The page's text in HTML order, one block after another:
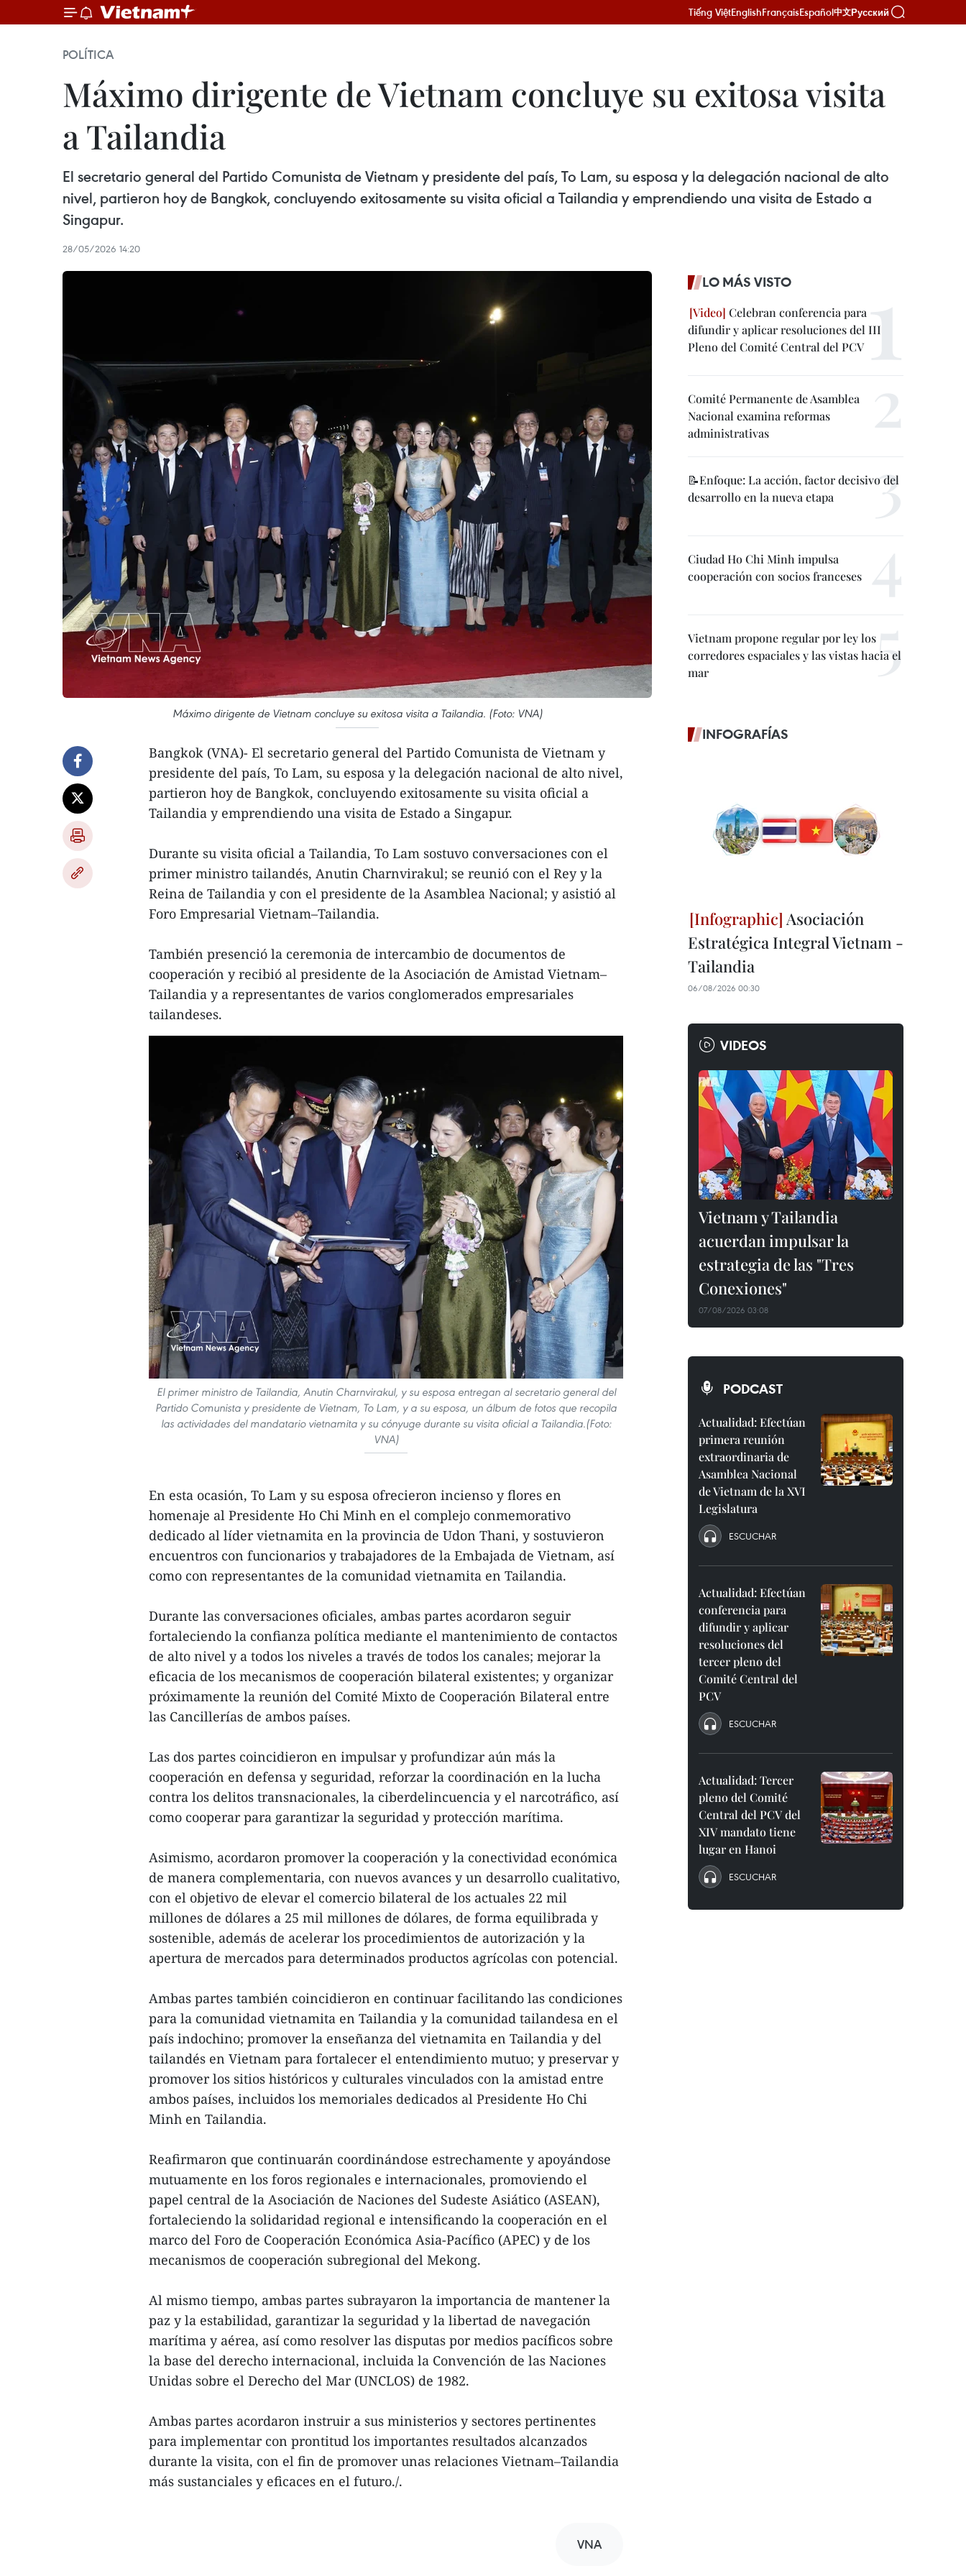
Tiếng ViệtEnglishFrançaisEspañol中文Русский
POLÍTICA
Máximo dirigente de Vietnam concluye su exitosa visita
a Tailandia
El secretario general del Partido Comunista de Vietnam y presidente del país, To Lam, su esposa y la delegación nacional de alto
nivel, partieron hoy de Bangkok, concluyendo exitosamente su visita oficial a Tailandia y emprendiendo una visita de Estado a
Singapur.
28/05/2026 14:20
Máximo dirigente de Vietnam concluye su exitosa visita a Tailandia. (Foto: VNA)
Bangkok (VNA)- El secretario general del Partido Comunista de Vietnam y
presidente del país, To Lam, su esposa y la delegación nacional de alto nivel,
partieron hoy de Bangkok, concluyendo exitosamente su visita oficial a
Tailandia y emprendiendo una visita de Estado a Singapur.
Durante su visita oficial a Tailandia, To Lam sostuvo conversaciones con el
primer ministro tailandés, Anutin Charnvirakul; se reunió con el Rey y la
Reina de Tailandia y con el presidente de la Asamblea Nacional; y asistió al
Foro Empresarial Vietnam–Tailandia.
También presenció la ceremonia de intercambio de documentos de
cooperación y recibió al presidente de la Asociación de Amistad Vietnam–
Tailandia y a representantes de varios conglomerados empresariales
tailandeses.
El primer ministro de Tailandia, Anutin Charnvirakul, y su esposa entregan al secretario general del
Partido Comunista y presidente de Vietnam, To Lam, y a su esposa, un álbum de fotos que recopila
las actividades del mandatario vietnamita y su cónyuge durante su visita oficial a Tailandia.(Foto:
VNA)
En esta ocasión, To Lam y su esposa ofrecieron incienso y flores en
homenaje al Presidente Ho Chi Minh en el complejo conmemorativo
dedicado al líder vietnamita en la provincia de Udon Thani, y sostuvieron
encuentros con funcionarios y trabajadores de la Embajada de Vietnam, así
como con representantes de la comunidad vietnamita en Tailandia.
Durante las conversaciones oficiales, ambas partes acordaron seguir
fortaleciendo la confianza política mediante el mantenimiento de contactos
de alto nivel y a todos los niveles a través de todos los canales; mejorar la
eficacia de los mecanismos de cooperación bilateral existentes; y organizar
próximamente la reunión del Comité Mixto de Cooperación Bilateral entre
las Cancillerías de ambos países.
Las dos partes coincidieron en impulsar y profundizar aún más la
cooperación en defensa y seguridad, reforzar la coordinación en la lucha
contra los delitos transnacionales, la ciberdelincuencia y el narcotráfico, así
como cooperar para garantizar la seguridad y protección marítima.
Asimismo, acordaron promover la cooperación y la conectividad económica
de manera complementaria, con nuevos avances y un desarrollo cualitativo,
con el objetivo de elevar el comercio bilateral de los actuales 22 mil
millones de dólares a 25 mil millones de dólares, de forma equilibrada y
sostenible, además de acelerar los procedimientos de autorización y la
apertura de mercados para determinados productos agrícolas con potencial.
Ambas partes también coincidieron en continuar facilitando las condiciones
para la comunidad vietnamita en Tailandia y la comunidad tailandesa en el
país indochino; promover la enseñanza del vietnamita en Tailandia y del
tailandés en Vietnam para fortalecer el entendimiento mutuo; y preservar y
promover los sitios históricos y culturales vinculados con la amistad entre
ambos países, incluidos los memoriales dedicados al Presidente Ho Chi
Minh en Tailandia.
Reafirmaron que continuarán coordinándose estrechamente y apoyándose
mutuamente en los foros regionales e internacionales, promoviendo el
papel central de la Asociación de Naciones del Sudeste Asiático (ASEAN),
fortaleciendo la solidaridad regional e intensificando la cooperación en el
marco del Foro de Cooperación Económica Asia-Pacífico (APEC) y de los
mecanismos de cooperación subregional del Mekong.
Al mismo tiempo, ambas partes subrayaron la importancia de mantener la
paz y la estabilidad, garantizar la seguridad y la libertad de navegación
marítima y aérea, así como resolver las disputas por medios pacíficos sobre
la base del derecho internacional, incluida la Convención de las Naciones
Unidas sobre el Derecho del Mar (UNCLOS) de 1982.
Ambas partes acordaron instruir a sus ministerios y sectores pertinentes
para implementar con prontitud los importantes resultados alcanzados
durante la visita, con el fin de promover unas relaciones Vietnam–Tailandia
más sustanciales y eficaces en el futuro./.
VNA
LO MÁS VISTO
Celebran conferencia para
difundir y aplicar resoluciones del III
Pleno del Comité Central del PCV
Comité Permanente de Asamblea
Nacional examina reformas
administrativas
📝Enfoque: La acción, factor decisivo del
desarrollo en la nueva etapa
Ciudad Ho Chi Minh impulsa
cooperación con socios franceses
Vietnam propone regular por ley los
corredores espaciales y las vistas hacia el
mar
INFOGRAFÍAS
Asociación
Estratégica Integral Vietnam -
Tailandia
06/08/2026 00:30
VIDEOS
Vietnam y Tailandia
acuerdan impulsar la
estrategia de las "Tres
Conexiones"
07/08/2026 03:08
PODCAST
Actualidad: Efectúan
primera reunión
extraordinaria de
Asamblea Nacional
de Vietnam de la XVI
Legislatura
ESCUCHAR
Actualidad: Efectúan
conferencia para
difundir y aplicar
resoluciones del
tercer pleno del
Comité Central del
PCV
ESCUCHAR
Actualidad: Tercer
pleno del Comité
Central del PCV del
XIV mandato tiene
lugar en Hanoi
ESCUCHAR